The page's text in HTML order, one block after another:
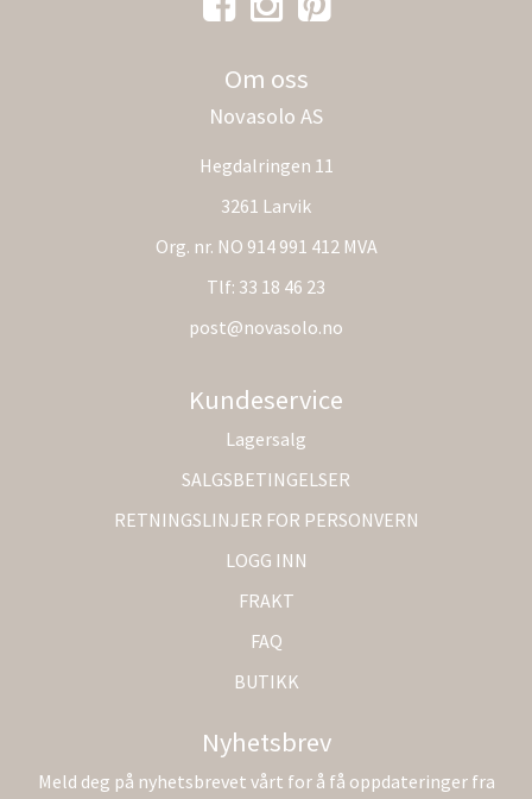
Om oss
Novasolo AS
Hegdalringen 11
3261 Larvik
Org. nr. NO 914 991 412 MVA
Tlf: 33 18 46 23
post@novasolo.no
Kundeservice
Lagersalg
SALGSBETINGELSER
RETNINGSLINJER FOR PERSONVERN
LOGG INN
FRAKT
FAQ
BUTIKK
Nyhetsbrev
Meld deg på nyhetsbrevet vårt for å få oppdateringer fra